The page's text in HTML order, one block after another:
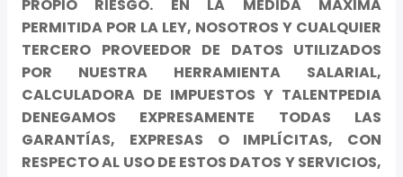
PROPIO RIESGO. EN LA MEDIDA MÁXIMA
PERMITIDA POR LA LEY, NOSOTROS Y CUALQUIER
TERCERO PROVEEDOR DE DATOS UTILIZADOS
POR NUESTRA HERRAMIENTA SALARIAL,
CALCULADORA DE IMPUESTOS Y TALENTPEDIA
DENEGAMOS EXPRESAMENTE TODAS LAS
GARANTÍAS, EXPRESAS O IMPLÍCITAS, CON
RESPECTO AL USO DE ESTOS DATOS Y SERVICIOS,